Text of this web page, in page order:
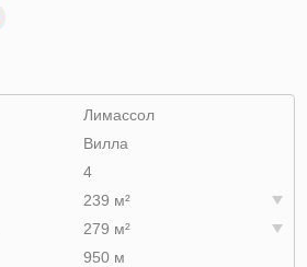
Лимассол
Вилла
4
239 м²
279 м²
950 м